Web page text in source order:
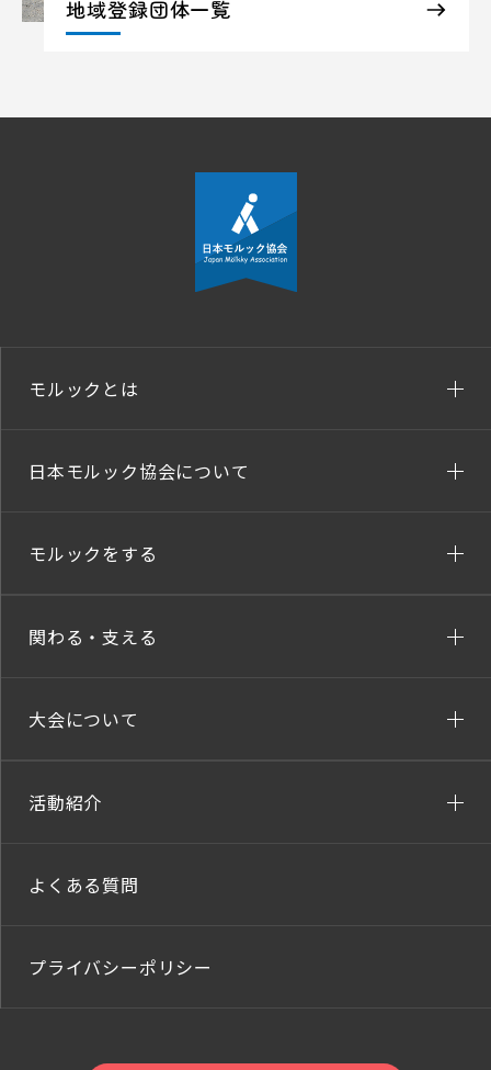
地域登録団体一覧
モルックとは
日本モルック協会について
モルックをする
関わる・支える
大会について
活動紹介
よくある質問
プライバシーポリシー